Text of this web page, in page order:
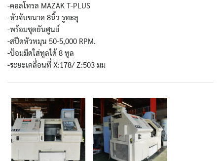
-คอลโทรล MAZAK T-PLUS
-หัวจับขนาด 8นิ้ว รูทะลุ
-พร้อมชุดยันศูนย์
-สปีดหัวหมุน 50-5,000 RPM.
-ป้อมมีดใส่ทูลได้ 8 ทูล
-ระยะเคลื่อนที่ X:178/ Z:503 มม